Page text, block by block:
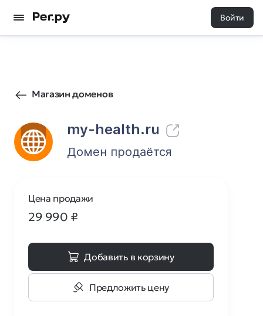
Войти
Магазин доменов
my-health.ru
0 0
Домен продаётся
Цена продажи
29 990 ₽
Добавить в корзину
Предложить цену